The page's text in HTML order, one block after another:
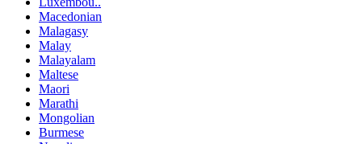
Macedonian
Malagasy
Malay
Malayalam
Maltese
Maori
Marathi
Mongolian
Burmese